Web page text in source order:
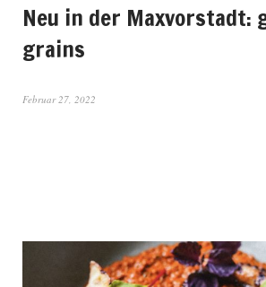
Neu in der Maxvorstadt:
grains
Februar 27, 2022